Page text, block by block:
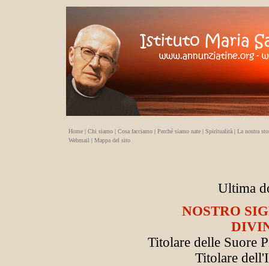
Home | Chi siamo | Cosa facciamo | Perché siamo nate | Spiritualità | La nostra
Webmail | Mappa del sito
Ultima
NOSTRO
Titolare delle Suore
Titolare